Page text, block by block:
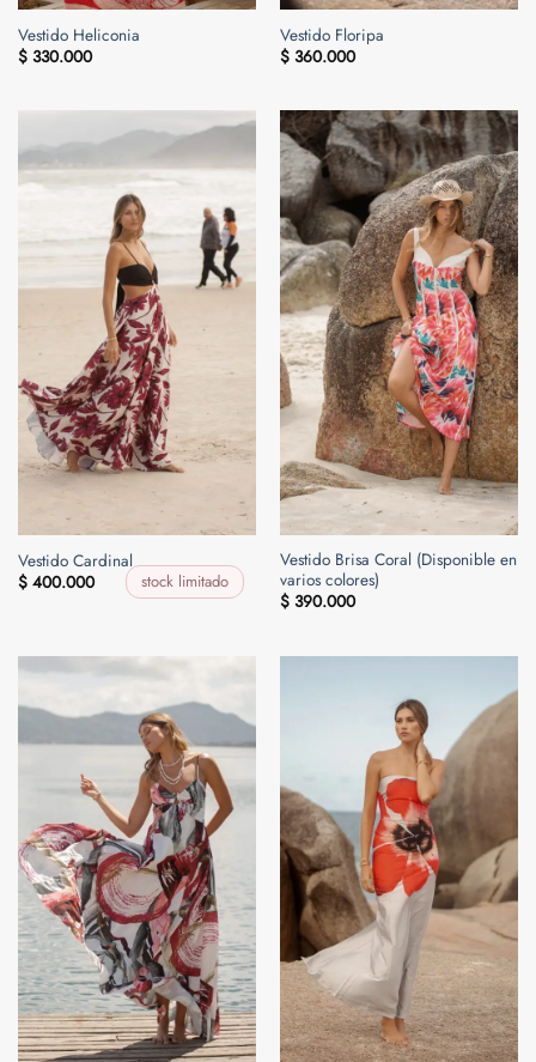
Vestido Heliconia
$330.000
Vestido Floripa
$360.000
Vestido Cardinal
stock limitado
$400.000
Vestido Brisa Coral (Disponible en
varios colores)
$390.000